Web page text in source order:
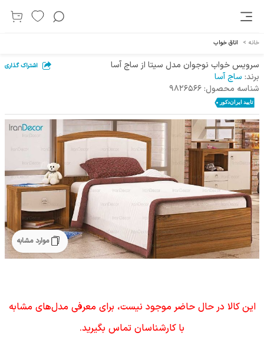
خانه > اتاق خواب
سرویس خواب نوجوان مدل سیتا از ساج آسا اشتراک گذاری
برند: ساج آسا
شناسه محصول:9826566
موارد مشابه
این کالا در حال حاضر موجود نیست، برای معرفی مدل‌های مشابه
با کارشناسان تماس بگیرید.